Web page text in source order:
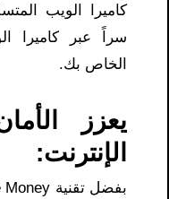
كاميرا الويب
سراً عبر كاميرا
الخاص بك.
يعزز
الإنترنت: